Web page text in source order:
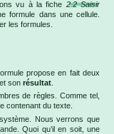
vu à la fiche 2.2 Saisir
formule dans une cellule.
les formules.
propose en fait deux
et son résultat
de règles. Comme tel,
contenant du texte.
Nous verrons que
Quoi qu’il en soit, une